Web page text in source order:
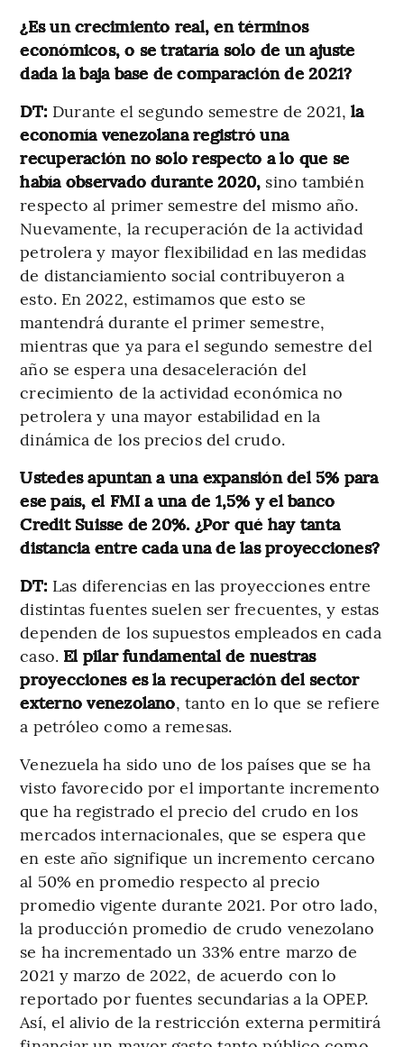
¿Es un crecimiento real, en términos
económicos, o se trataría solo de un ajuste
dada la baja base de comparación de 2021?
DT: Durante el segundo semestre de 2021, la
economía venezolana registró una
recuperación no solo respecto a lo que se
había observado durante 2020, sino también
respecto al primer semestre del mismo año.
Nuevamente, la recuperación de la actividad
petrolera y mayor flexibilidad en las medidas
de distanciamiento social contribuyeron a
esto. En 2022, estimamos que esto se
mantendrá durante el primer semestre,
mientras que ya para el segundo semestre del
año se espera una desaceleración del
crecimiento de la actividad económica no
petrolera y una mayor estabilidad en la
dinámica de los precios del crudo.
Ustedes apuntan a una expansión del 5% para
ese país, el FMI a una de 1,5% y el banco
Credit Suisse de 20%. ¿Por qué hay tanta
distancia entre cada una de las proyecciones?
DT: Las diferencias en las proyecciones entre
distintas fuentes suelen ser frecuentes, y estas
dependen de los supuestos empleados en cada
caso. El pilar fundamental de nuestras
proyecciones es la recuperación del sector
externo venezolano, tanto en lo que se refiere
a petróleo como a remesas.
Venezuela ha sido uno de los países que se ha
visto favorecido por el importante incremento
que ha registrado el precio del crudo en los
mercados internacionales, que se espera que
en este año signifique un incremento cercano
al 50% en promedio respecto al precio
promedio vigente durante 2021. Por otro lado,
la producción promedio de crudo venezolano
se ha incrementado un 33% entre marzo de
2021 y marzo de 2022, de acuerdo con lo
reportado por fuentes secundarias a la OPEP.
Así, el alivio de la restricción externa permitirá